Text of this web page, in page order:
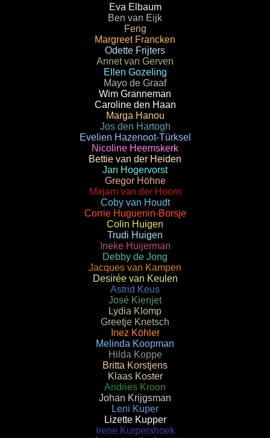
Eva Elbaum
Ben van Eijk
Feng
Margreet Francken
Odette Frijters
Annet van Gerven
Ellen Gozeling
Mayo de Graaf
Wim Granneman
Caroline den Haan
Marga Hanou
Jos den Hartogh
Evelien Hazenoot-Türksel
Nicoline Heemskerk
Bettie van der Heiden
Jan Hogervorst
Gregor Höhne
Mirjam van der Hoorn
Coby van Houdt
Corrie Huguenin-Borsje
Colin Huigen
Trudi Huigen
Ineke Huijerman
Debby de Jong
Jacques van Kampen
Desirée van Keulen
Astrid Keus
José Kienjet
Lydia Klomp
Greetje Knetsch
Inez Köhler
Melinda Koopman
Hilda Koppe
Britta Korstjens
Klaas Koster
Andries Kroon
Johan Krijgsman
Leni Kuper
Lizette Kupper
Irene Kurpershoek